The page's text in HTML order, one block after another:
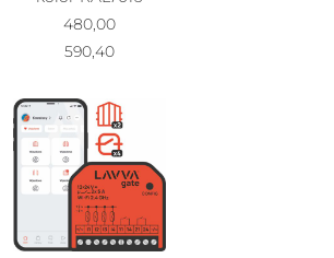
480,00
590,40